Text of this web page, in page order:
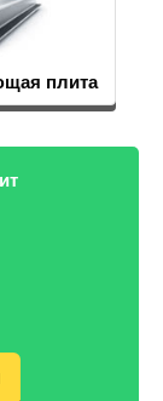
плита